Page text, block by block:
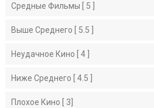
Средные Фильмы [ 5 ]
Выше Среднего [ 5.5 ]
Неудачное Кино [ 4 ]
Ниже Среднего [ 4.5 ]
Плохое Кино [ 3]